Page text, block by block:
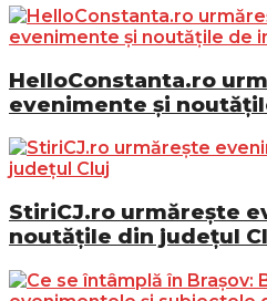
HelloConstanta.ro
evenimente și
StiriCJ.ro urmărește
noutățile din județul